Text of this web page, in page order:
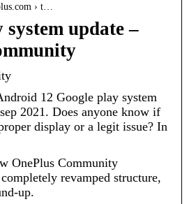
› t…
system update –
12 Google play system
2021. Does anyone know if
display or a legit issue? In
OnePlus Community
revamped structure,
up.